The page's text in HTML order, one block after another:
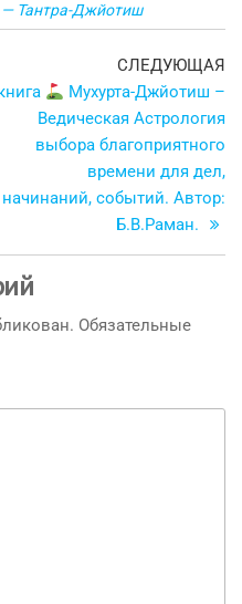
Тантра-Джйотиш
СЛЕДУЮЩАЯ
Мухурта-Джйотиш –
Ведическая Астрология
выбора благоприятного
времени для дел,
начинаний, событий. Автор:
Б.В.Раман.
Обязательные